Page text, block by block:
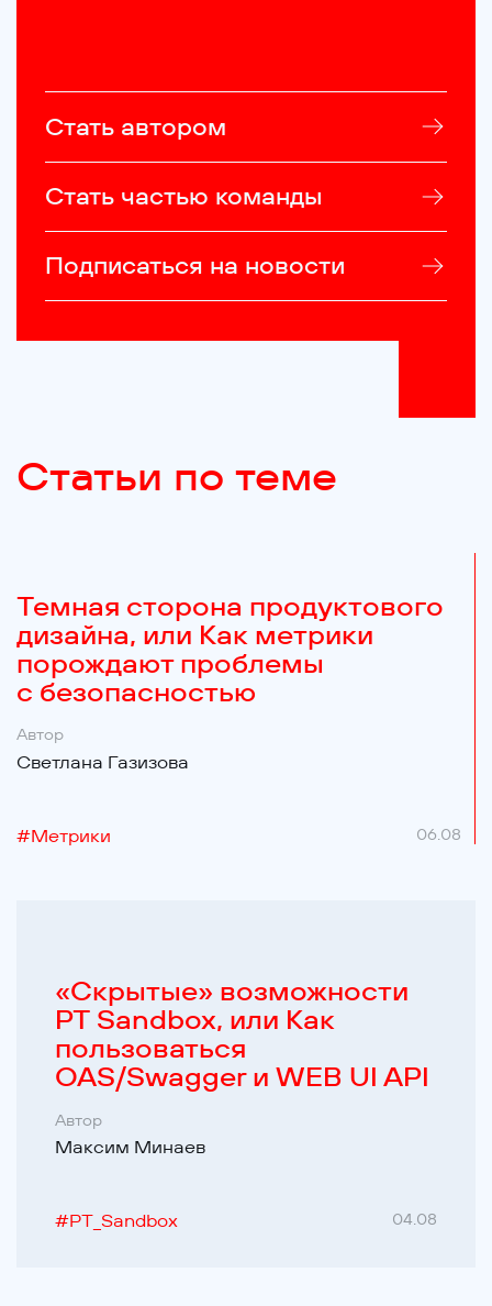
Стать автором
Стать частью команды
Подписаться на новости
Статьи по теме
Темная сторона продуктового
дизайна, или Как метрики
порождают проблемы
с безопасностью
Автор
Светлана Газизова
#Метрики 06.08
«Cкрытые» возможности
PT Sandbox, или Как
пользоваться
OAS/Swagger и WEB UI API
Автор
Максим Минаев
#PT_Sandbox 04.08